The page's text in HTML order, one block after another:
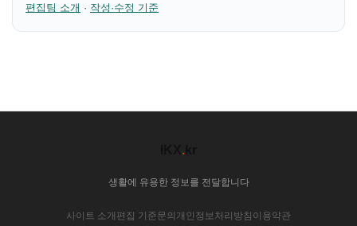
편집팀 소개 · 작성·수정 기준
.
생활에 유용한 정보를 전달합니다
사이트 소개 편집 기준문의 개인정보처리방침 이용약관